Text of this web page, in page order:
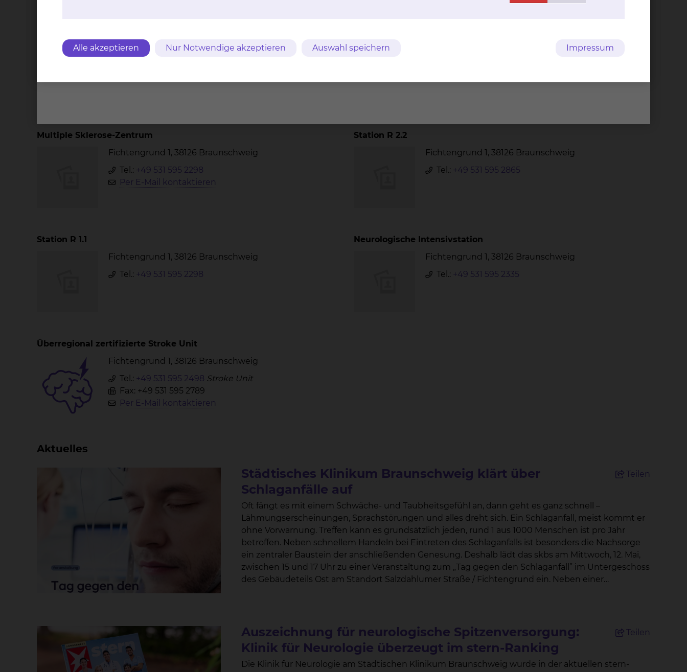
Tel.:+49 531 595 2285
Fax: +49 531 595 2659
Multiple Sklerose-Zentrum
Fichtengrund 1, 38126 Braunschweig
Tel.: +49 531 595 2298
Per E-Mail kontaktieren
Station R 2.2
Fichtengrund 1, 38126 Braunschweig
Tel.: +49 531 595 2865
Station R 1.1
Fichtengrund 1, 38126 Braunschweig
Tel.: +49 531 595 2298
Neurologische Intensivstation
Fichtengrund 1, 38126 Braunschweig
Tel.: +49 531 595 2335
Überregional zertifizierte Stroke Unit
Fichtengrund 1, 38126 Braunschweig
Tel.: +49 531 595 2498 Stroke Unit
Fax: +49 531 595 2789
Per E-Mail kontaktieren
Aktuelles
Städtisches Klinikum Braunschweig klärt über
Schlaganfälle auf
Teilen
Oft fängt es mit einem Schwäche- und Taubheitsgefühl an, dann geht es ganz schnell –
Lähmungserscheinungen, Sprachstörungen und alles dreht sich. Ein Schlaganfall, meist kommt er
ohne Vorwarnung. Treffen kann es grundsätzlich jeden, rund 1 aus 1000 Menschen ist pro Jahr
betroffen. Neben schnellem Handeln bei Eintreten des Schlaganfalls ist besonders die Nachsorge
ein zentraler Baustein der anschließenden Genesung. Deshalb lädt das skbs am Mittwoch, 12. Mai,
zwischen 15 und 17 Uhr zu einer Veranstaltung zum „Tag gegen den Schlaganfall” im Untergeschoss
des Gebäudeteils Ost am Standort Salzdahlumer Straße / Fichtengrund ein. Neben einer
Darüber hinaus gibt es noch Möglichkeiten, in den direkten Austausch mit den Spezialisten des
skbs zu treten. An Info-Ständen klären unsere Mediziner über mögliche Selbsthilfegruppen,
Krankengymnastik, Logopädie, Ergotherapie und Neuropsychologie auf. Zudem gibt Mazen Abu-
Mugheisib, Leitender Oberarzt der Neurologie, ein Update in der akuten und präventiven Therapie
Auszeichnung für neurologische Spitzenversorgung:
Klinik für Neurologie überzeugt im stern-Ranking
Teilen
Die Klinik für Neurologie am Städtischen Klinikum Braunschweig wurde in der aktuellen stern-
Alle akzeptieren Nur Notwendige akzeptieren Auswahl speichern Impressum